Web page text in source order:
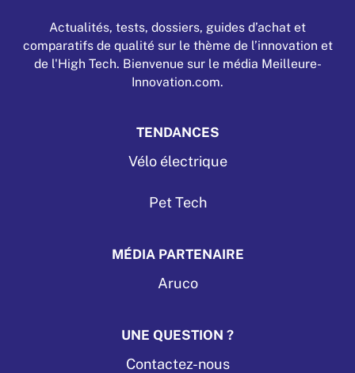
Actualités, tests, dossiers, guides d’achat et
comparatifs de qualité sur le thème de l’innovation et
de l'High Tech. Bienvenue sur le média Meilleure-
Innovation.com.
TENDANCES
Vélo électrique
Pet Tech
MÉDIA PARTENAIRE
Aruco
UNE QUESTION ?
Contactez-nous